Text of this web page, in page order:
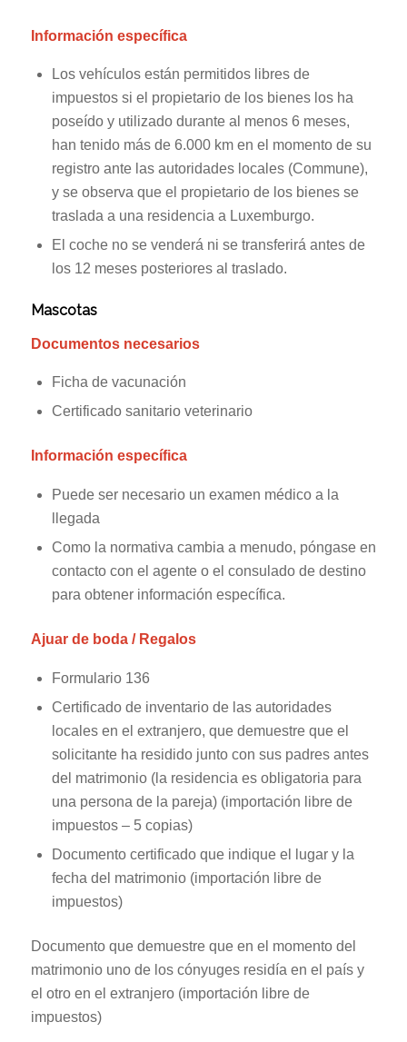
Información específica
Los vehículos están permitidos libres de
impuestos si el propietario de los bienes los ha
poseído y utilizado durante al menos 6 meses,
han tenido más de 6.000 km en el momento de su
registro ante las autoridades locales (Commune),
y se observa que el propietario de los bienes se
traslada a una residencia a Luxemburgo.
El coche no se venderá ni se transferirá antes de
los 12 meses posteriores al traslado.
Mascotas
Documentos necesarios
Ficha de vacunación
Certificado sanitario veterinario
Información específica
Puede ser necesario un examen médico a la
llegada
Como la normativa cambia a menudo, póngase en
contacto con el agente o el consulado de destino
para obtener información específica.
Ajuar de boda / Regalos
Formulario 136
Certificado de inventario de las autoridades
locales en el extranjero, que demuestre que el
solicitante ha residido junto con sus padres antes
del matrimonio (la residencia es obligatoria para
una persona de la pareja) (importación libre de
impuestos – 5 copias)
Documento certificado que indique el lugar y la
fecha del matrimonio (importación libre de
impuestos)
Documento que demuestre que en el momento del
matrimonio uno de los cónyuges residía en el país y
el otro en el extranjero (importación libre de
impuestos)